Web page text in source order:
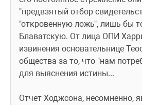
"предвзятый отбор
"откровенную ложь", лишь бы
Блаватскую. От лица ОПИ
извинения основательнице
общества за то, что "нам
для выяснения истины...
Отчет Ходжсона, несомненно,